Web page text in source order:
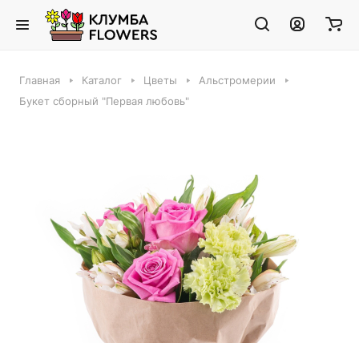
Главная Каталог Цветы
Альстромерии
Букет сборный "Первая любовь"